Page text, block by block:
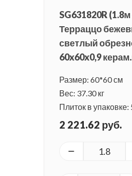
SG631820R
Терраццо
светлый
60x60x0,9
Размер: 60*60 см
Вес: 37.30 кг
Плиток в упаковке:
2 221.62 руб.